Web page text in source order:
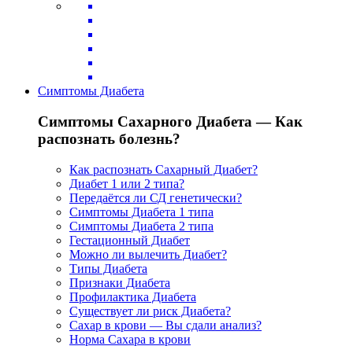
Симптомы Диабета
Симптомы Сахарного Диабета — Как
распознать болезнь?
Как распознать Сахарный Диабет?
Диабет 1 или 2 типа?
Передаётся ли СД генетически?
Симптомы Диабета 1 типа
Симптомы Диабета 2 типа
Гестационный Диабет
Можно ли вылечить Диабет?
Типы Диабета
Признаки Диабета
Профилактика Диабета
Существует ли риск Диабета?
Сахар в крови — Вы сдали анализ?
Норма Сахара в крови